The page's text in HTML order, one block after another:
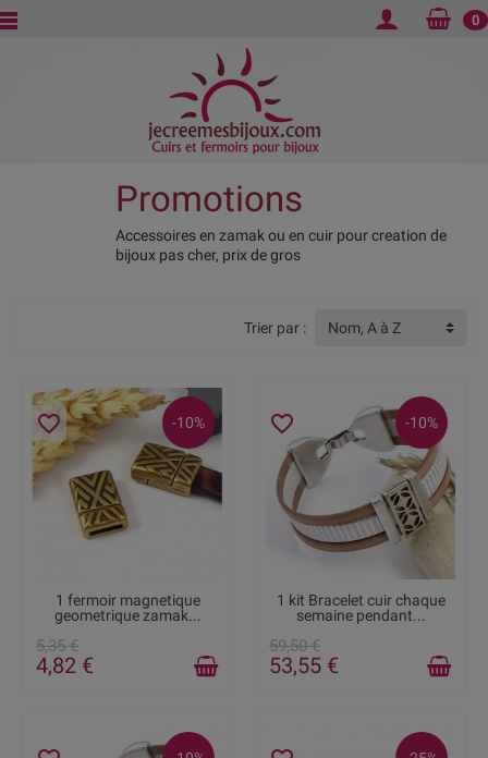
0
Promotions
Accessoires en zamak ou en cuir pour creation de
bijoux pas cher, prix de gros
Trier par : Nom, A à Z
-10%
RUPTURE DE STOCK
favorite_border
1 fermoir magnetique
geometrique zamak...
5,35 €
4,82 €
-10%
DISPONIBLE
favorite_border
1 kit Bracelet cuir chaque
semaine pendant...
59,50 €
53,55 €